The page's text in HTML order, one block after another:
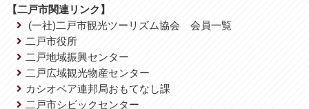
【二戸市関連リンク】
(一社)二戸市観光ツーリズム協会 会員一覧
二戸市役所
二戸地域振興センター
二戸広域観光物産センター
カシオペア連邦局おもてなし課
二戸市シビックセンター